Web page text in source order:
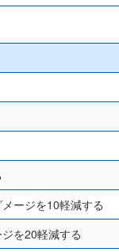
ージを10軽減する
を20軽減する